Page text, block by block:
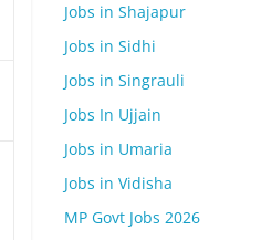
Jobs in Shajapur
Jobs in Sidhi
Jobs in Singrauli
Jobs In Ujjain
Jobs in Umaria
Jobs in Vidisha
MP Govt Jobs 2026